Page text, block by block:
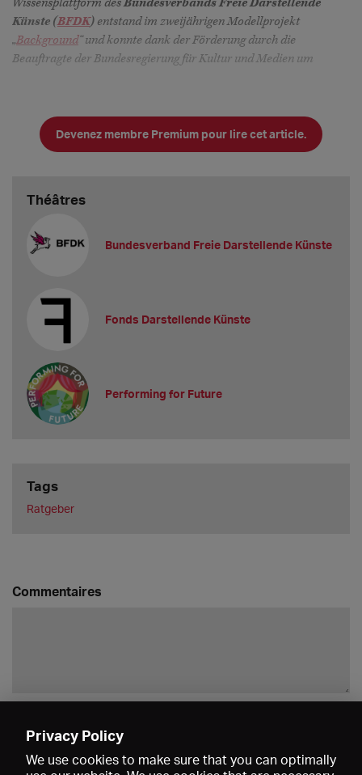
Wissensplattform desBundesverbands Freie Darstellende
Künste (BFDK) entstand im zweijährigen Modellprojekt
„Background“ und konnte dank der Förderung durch die
Beauftragte der Bundesregierung für Kultur und Medien um
Devenez membre Premium pour lire cet article.
Théâtres
Bundesverband Freie Darstellende Künste
Fonds Darstellende Künste
Performing for Future
Tags
Ratgeber
Commentaires
Privacy Policy
We use cookies to make sure that you can optimally